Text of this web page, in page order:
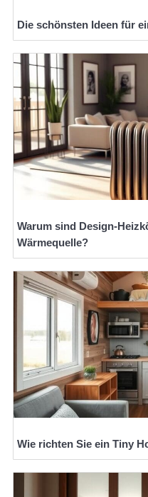
Die schönsten Ideen für
Warum sind Design-
Wärmequelle?
Wie richten Sie ein Tiny